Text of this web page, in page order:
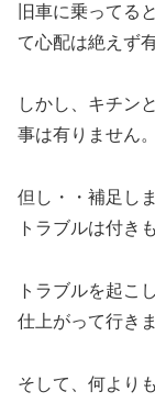
旧車に乗ってる
て心配は絶えず
しかし、キチン
事は有りません。
但し・・補足し
トラブルは付き
トラブルを起こ
仕上がって行きま
そして、何より